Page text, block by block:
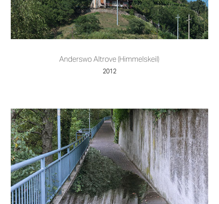
Anderswo Altrove (Himmelskeil)
2012